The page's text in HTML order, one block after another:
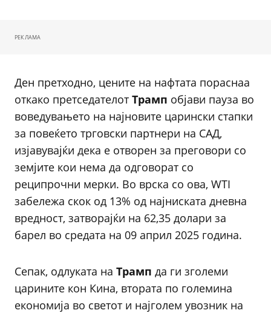
РЕКЛАМА
Ден претходно, цените на нафтата пораснаа
откако претседателот Трамп објави пауза во
воведувањето на најновите царински стапки
за повеќето трговски партнери на САД,
изјавувајќи дека е отворен за преговори со
земјите кои нема да одговорат со
реципрочни мерки. Во врска со ова, WTI
забележа скок од 13% од најниската дневна
вредност, затворајќи на 62,35 долари за
барел во средата на 09 април 2025 година.
Сепак, одлуката на Трамп да ги зголеми
царините кон Кина, втората по големина
економија во светот и најголем увозник на